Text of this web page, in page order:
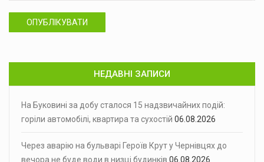
ОПУБЛІКУВАТИ
НЕДАВНІ ЗАПИСИ
На Буковині за добу сталося 15 надзвичайних подій:
горіли автомобілі, квартира та сухостій 06.08.2026
Через аварію на бульварі Героїв Крут у Чернівцях до
вечора не буде води в низці будинків 06.08.2026